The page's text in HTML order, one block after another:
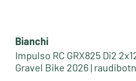
Bianchi
Impulso RC GRX825 Di2
Gravel Bike 2026 |